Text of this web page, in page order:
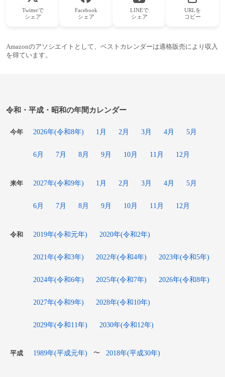
Twitterで
シェア
Facebook
シェア
LINEで
シェア
URLを
コピー
Amazonのアソシエイトとして、ベストカレンダーは適格販売により収入
を得ています。
令和・平成・昭和の年間カレンダー
今年 2026年(令和8年) 1月 2月 3月 4月 5月
6月 7月 8月 9月 10月 11月 12月
来年 2027年(令和9年) 1月 2月 3月 4月 5月
6月 7月 8月 9月 10月 11月 12月
令和 2019年(令和元年) 2020年(令和2年)
2021年(令和3年) 2022年(令和4年) 2023年(令和5年)
2024年(令和6年) 2025年(令和7年) 2026年(令和8年)
2027年(令和9年) 2028年(令和10年)
2029年(令和11年) 2030年(令和12年)
平成 1989年(平成元年) 〜 2018年(平成30年)